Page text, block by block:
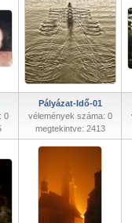
0
Pályázat-Idő-01
vélemények száma: 0
megtekintve: 2413